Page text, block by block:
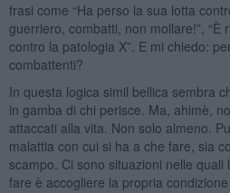
frasi come “Ha perso la sua lotta
guerriero, combatti, non mollare!”, “È
contro la patologia X”. E mi chiedo:
combattenti?
In questa logica simil bellica sembra
in gamba di chi perisce. Ma, ahimè,
attaccati alla vita. Non solo almeno.
malattia con cui si ha a che fare, sia
scampo. Ci sono situazioni nelle quali
fare è accogliere la propria